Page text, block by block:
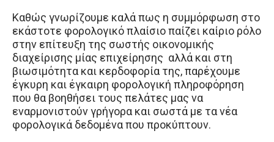
Καθώς γνωρίζουμε καλά πως η συμμόρφωση στο
εκάστοτε φορολογικό πλαίσιο παίζει καίριο ρόλο
στην επίτευξη της σωστής οικονομικής
διαχείρισης μίας επιχείρησης αλλά και στη
βιωσιμότητα και κερδοφορία της, παρέχουμε
έγκυρη και έγκαιρη φορολογική πληροφόρηση
που θα βοηθήσει τους πελάτες μας να
εναρμονιστούν γρήγορα και σωστά με τα νέα
φορολογικά δεδομένα που προκύπτουν.